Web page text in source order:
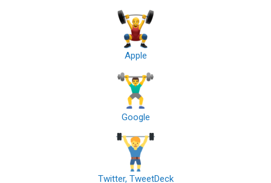
Apple
Google
Twitter, TweetDeck